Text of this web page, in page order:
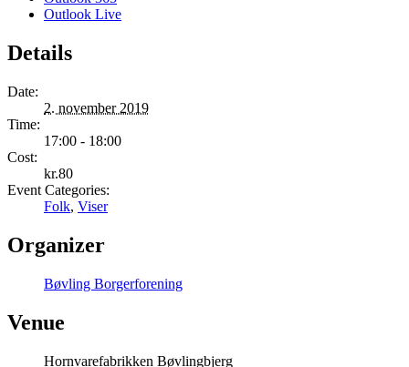
Outlook Live
Details
Date:
2. november 2019
Time:
17:00 - 18:00
Cost:
kr.80
Event Categories:
Folk, Viser
Organizer
Bøvling Borgerforening
Venue
Hornvarefabrikken Bøvlingbjerg